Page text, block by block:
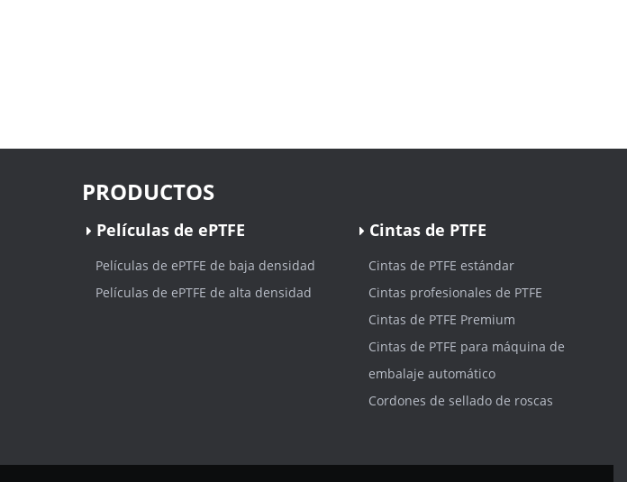
PRODUCTOS
Películas de ePTFE
Películas de ePTFE de baja densidad
Películas de ePTFE de alta densidad
Cintas de PTFE
Cintas de PTFE estándar
Cintas profesionales de PTFE
Cintas de PTFE Premium
Cintas de PTFE para máquina de
embalaje automático
Cordones de sellado de roscas